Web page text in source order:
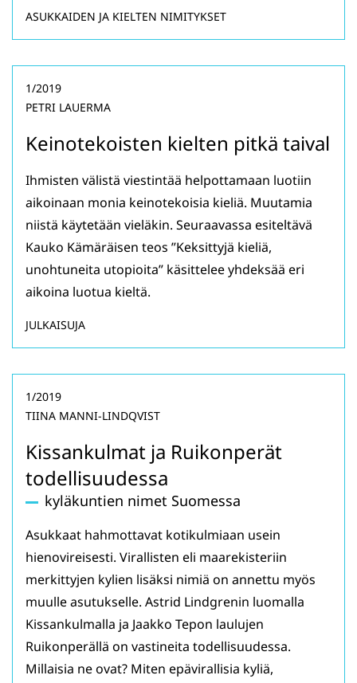
ASUKKAIDEN JA KIELTEN NIMITYKSET
Keinotekoisten kielten pitkä taival
1/2019
PETRI LAUERMA
Ihmisten välistä viestintää helpottamaan luotiin
aikoinaan monia keinotekoisia kieliä. Muutamia
niistä käytetään vieläkin. Seuraavassa esiteltävä
Kauko Kämäräisen teos ”Keksittyjä kieliä,
unohtuneita utopioita” käsittelee yhdeksää eri
aikoina luotua kieltä.
JULKAISUJA
Kissankulmat ja Ruikonperät
todellisuudessa
kyläkuntien nimet Suomessa
1/2019
TIINA MANNI-LINDQVIST
Asukkaat hahmottavat kotikulmiaan usein
hienovireisesti. Virallisten eli maarekisteriin
merkittyjen kylien lisäksi nimiä on annettu myös
muulle asutukselle. Astrid Lindgrenin luomalla
Kissankulmalla ja Jaakko Tepon laulujen
Ruikonperällä on vastineita todellisuudessa.
Millaisia ne ovat? Miten epävirallisia kyliä,